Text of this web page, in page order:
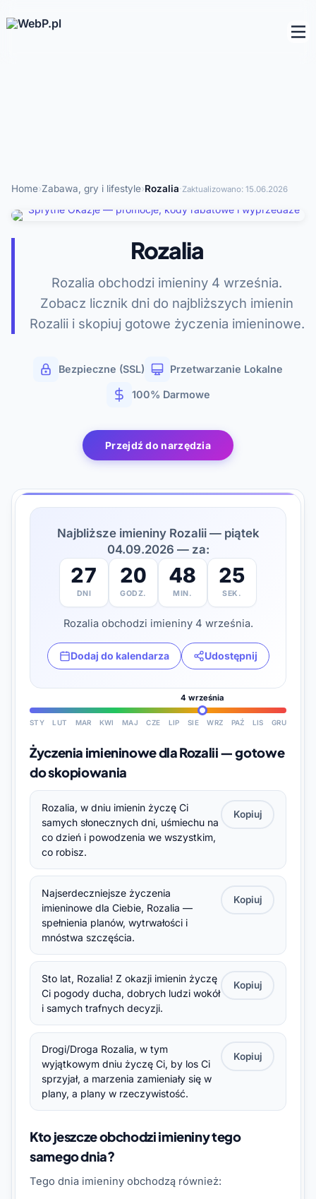
Home›Zabawa, gry i lifestyle›Rozalia·Zaktualizowano: 15.06.2026
Rozalia
Rozalia obchodzi imieniny 4 września.
Zobacz licznik dni do najbliższych imienin
Rozalii i skopiuj gotowe życzenia imieninowe.
Bezpieczne (SSL) Przetwarzanie Lokalne
100% Darmowe
Przejdź do narzędzia
Najbliższe imieniny Rozalii — piątek
04.09.2026 — za:
27
DNI
20
GODZ.
48
MIN.
24
SEK.
Rozalia obchodzi imieniny 4 września.
Dodaj do kalendarza Udostępnij
4 września
STY LUT MAR KWI MAJ CZE LIP SIE WRZ PAŹ LIS GRU
Życzenia imieninowe dla Rozalii — gotowe
do skopiowania
Rozalia, w dniu imienin życzę Ci
samych słonecznych dni, uśmiechu na
co dzień i powodzenia we wszystkim,
co robisz.
Kopiuj
Najserdeczniejsze życzenia
imieninowe dla Ciebie, Rozalia —
spełnienia planów, wytrwałości i
mnóstwa szczęścia.
Kopiuj
Sto lat, Rozalia! Z okazji imienin życzę
Ci pogody ducha, dobrych ludzi wokół
i samych trafnych decyzji.
Kopiuj
Drogi/Droga Rozalia, w tym
wyjątkowym dniu życzę Ci, by los Ci
sprzyjał, a marzenia zamieniały się w
plany, a plany w rzeczywistość.
Kopiuj
Kto jeszcze obchodzi imieniny tego
samego dnia?
Tego dnia imieniny obchodzą również: